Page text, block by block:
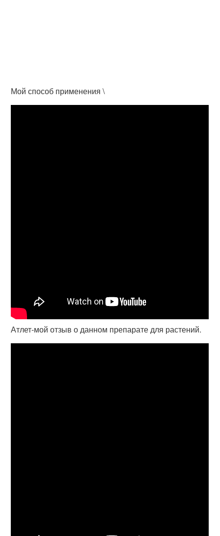
Мой способ применения \
Атлет-мой отзыв о данном препарате для растений.